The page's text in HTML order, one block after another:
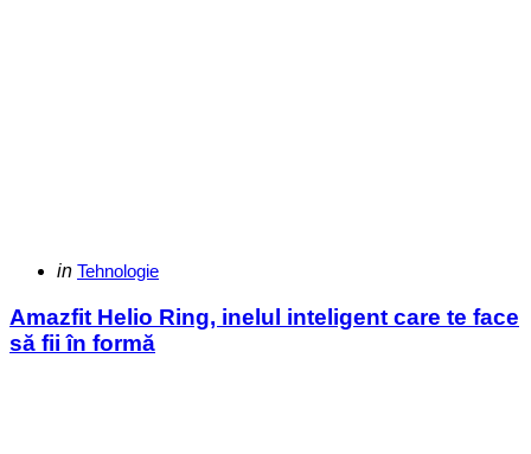
Categories
Posted
in Tehnologie
Amazfit Helio Ring, inelul inteligent care te face
să fii în formă